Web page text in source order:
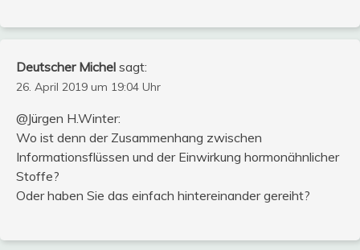
Deutscher Michel sagt:
26. April 2019 um 19:04 Uhr
@Jürgen H.Winter:
Wo ist denn der Zusammenhang zwischen
Informationsflüssen und der Einwirkung hormonähnlicher
Stoffe?
Oder haben Sie das einfach hintereinander gereiht?